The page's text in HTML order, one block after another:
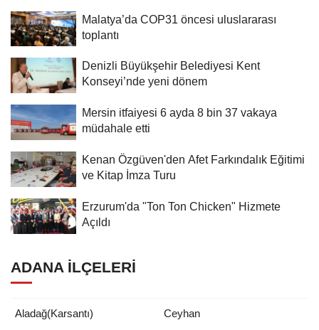
Malatya’da COP31 öncesi uluslararası
toplantı
Denizli Büyükşehir Belediyesi Kent
Konseyi’nde yeni dönem
Mersin itfaiyesi 6 ayda 8 bin 37 vakaya
müdahale etti
Kenan Özgüven'den Afet Farkındalık Eğitimi
ve Kitap İmza Turu
Erzurum'da "Ton Ton Chicken" Hizmete
Açıldı
ADANA İLÇELERI
Aladağ(Karsantı)
Ceyhan